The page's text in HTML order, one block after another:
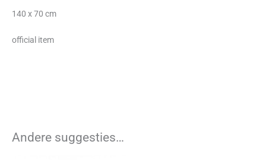
140 x 70 cm
official item
Andere suggesties…